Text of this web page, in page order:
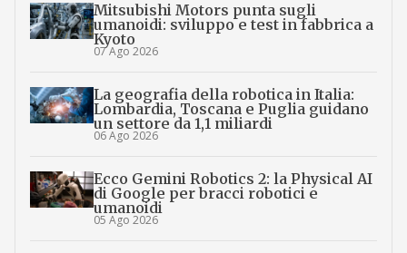
Mitsubishi Motors punta sugli
umanoidi: sviluppo e test in fabbrica a
Kyoto
07 Ago 2026
La geografia della robotica in Italia:
Lombardia, Toscana e Puglia guidano
un settore da 1,1 miliardi
06 Ago 2026
Ecco Gemini Robotics 2: la Physical AI
di Google per bracci robotici e
umanoidi
05 Ago 2026